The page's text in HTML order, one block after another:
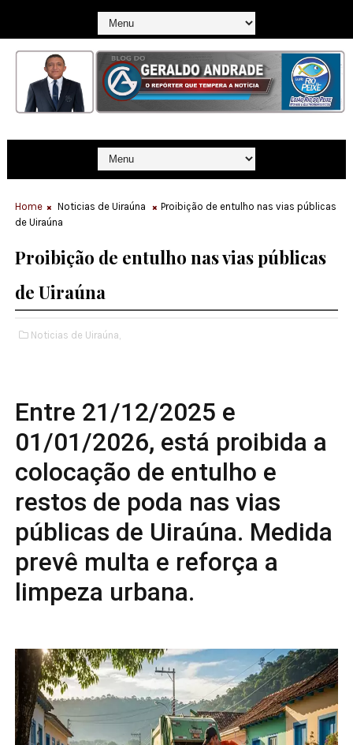
Home Noticias de Uiraúna
Proibição de entulho nas vias públicas
de Uiraúna
Proibição de entulho nas vias públicas
de Uiraúna
Noticias de Uiraúna,
Entre 21/12/2025 e
01/01/2026, está proibida a
colocação de entulho e
restos de poda nas vias
públicas de Uiraúna. Medida
prevê multa e reforça a
limpeza urbana.